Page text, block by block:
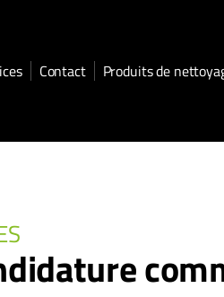
Contact Produits de